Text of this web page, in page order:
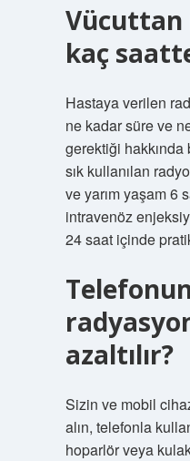
Vücuttan
kaç
Hastaya verilen
ne kadar süre ve
gerektiği hakkında
sık kullanılan
ve yarım yaşam 6
intravenöz
24 saat içinde
azaltılır?
Sizin ve mobil
alın, telefonla
hoparlör veya